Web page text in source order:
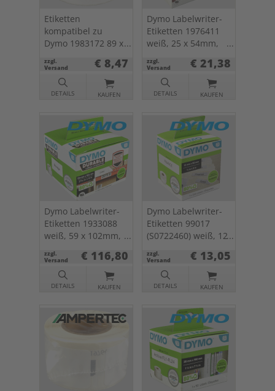
Etiketten
kompatibel zu
Dymo 1983172 89 x
Stück
zzgl.
Versand
€ 8,47
DETAILS KAUFEN
Dymo Labelwriter-
Etiketten 1976411
weiß, 25 x 54mm,
zzgl.
Versand
€ 21,38
DETAILS KAUFEN
Dymo Labelwriter-
Etiketten 1933088
weiß, 59 x 102mm,
zzgl.
Versand
€ 116,80
DETAILS KAUFEN
Dymo Labelwriter-
Etiketten 99017
(S0722460) weiß, 12
zzgl.
Versand
€ 13,05
DETAILS KAUFEN